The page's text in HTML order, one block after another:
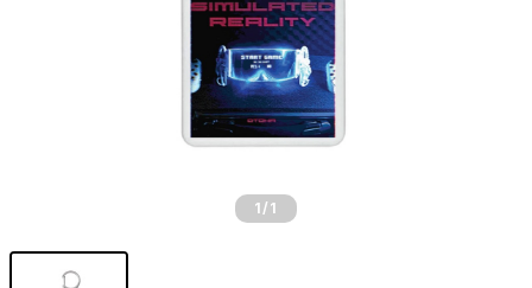
1 /1